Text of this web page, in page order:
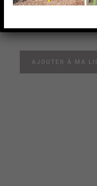
BROSSE
AJOUTER À MA